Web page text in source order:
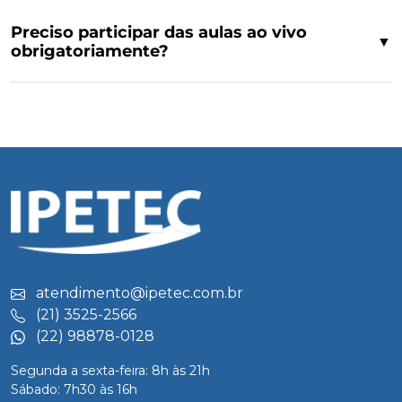
Preciso participar das aulas ao vivo
obrigatoriamente?
▼
atendimento@ipetec.com.br
(21) 3525-2566
(22) 98878-0128
Segunda a sexta-feira: 8h às 21h
Sábado: 7h30 às 16h